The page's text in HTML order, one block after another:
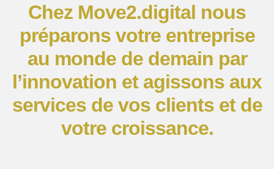
Chez Move2.digital nous
préparons votre entreprise
au monde de demain par
l’innovation et agissons aux
services de vos clients et de
votre croissance.